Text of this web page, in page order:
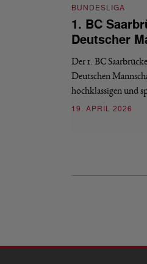
BUNDESLIGA
1. BC
Deutscher
Der 1. BC
Deutschen
hochklassigen und
19. APRIL 2026